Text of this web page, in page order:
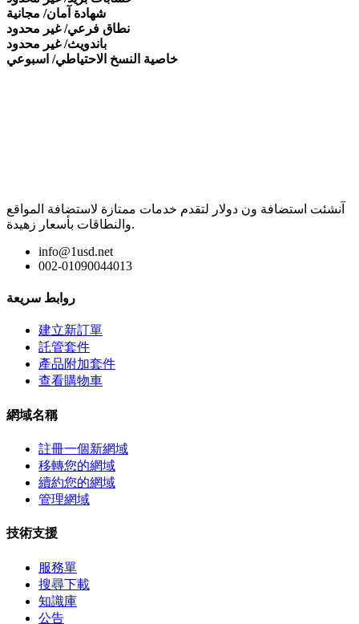
شهادة آمان/ مجانية
نطاق فرعي/ غير محدود
باندويث/ غير محدود
خاصية النسخ الاحتياطي/ اسبوعي
آنشئت استضافة ون دولار لتقدم خدمات ممتازة لاستضافة المواقع
والنطاقات بأسعار زهيدة.
info@1usd.net
002-01090044013
روابط سريعة
建立新訂單
託管套件
產品附加套件
查看購物車
網域名稱
註冊一個新網域
移轉您的網域
續約您的網域
管理網域
技術支援
服務單
搜尋下載
知識庫
公告